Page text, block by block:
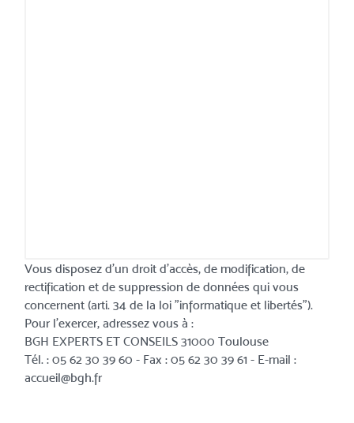
Vous disposez d'un droit d'accès, de modification, de
rectification et de suppression de données qui vous
concernent (arti. 34 de la loi "informatique et libertés").
Pour l'exercer, adressez vous à :
BGH EXPERTS ET CONSEILS 31000 Toulouse
Tél. : 05 62 30 39 60 - Fax : 05 62 30 39 61 - E-mail :
accueil@bgh.fr